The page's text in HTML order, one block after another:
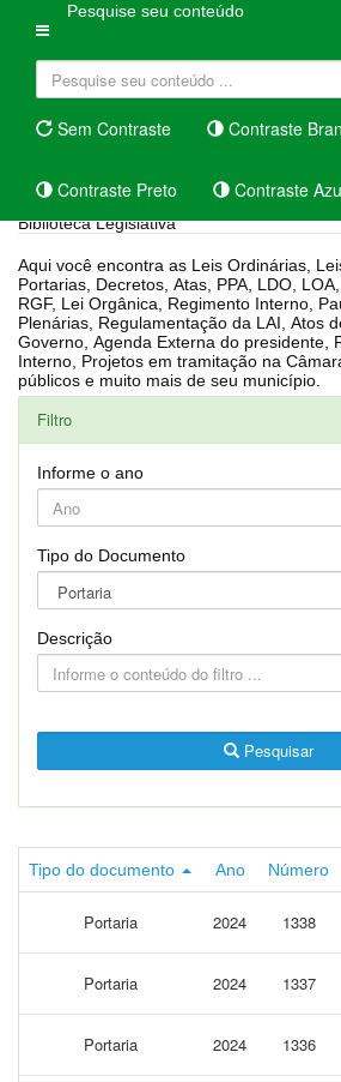
Pesquise seu conteúdo
Sem Contraste Contraste
Contraste Preto Contraste
Biblioteca Legislativa
Aqui você encontra as Leis Ordinárias, Leis
Portarias, Decretos, Atas, PPA, LDO, LOA, RREO,
RGF, Lei Orgânica, Regimento Interno,
Plenárias, Regulamentação da LAI, Atos
Governo, Agenda Externa do presidente, Relatório do Controle
Interno, Projetos em tramitação na Câmara, Controle dos bens
públicos e muito mais de seu município.
Filtro
Informe o ano
Tipo do Documento
Descrição
Pesquisar
Tipo do documento Ano Número
Portaria 2024 1338
Portaria 2024 1337
Portaria 2024 1336